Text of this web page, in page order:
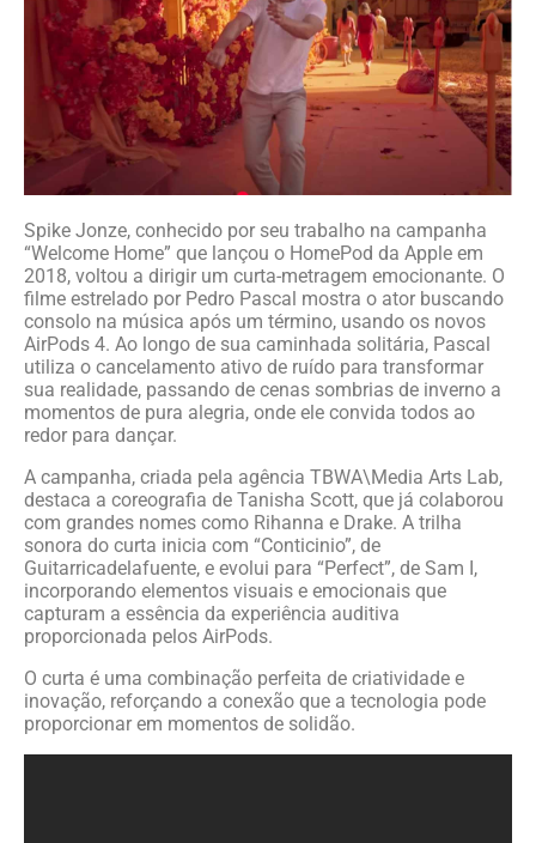
Spike Jonze, conhecido por seu trabalho na campanha
“Welcome Home” que lançou o HomePod da Apple em
2018, voltou a dirigir um curta-metragem emocionante. O
filme estrelado por Pedro Pascal mostra o ator buscando
consolo na música após um término, usando os novos
AirPods 4. Ao longo de sua caminhada solitária, Pascal
utiliza o cancelamento ativo de ruído para transformar
sua realidade, passando de cenas sombrias de inverno a
momentos de pura alegria, onde ele convida todos ao
redor para dançar.
A campanha, criada pela agência TBWA\Media Arts Lab,
destaca a coreografia de Tanisha Scott, que já colaborou
com grandes nomes como Rihanna e Drake. A trilha
sonora do curta inicia com “Conticinio”, de
Guitarricadelafuente, e evolui para “Perfect”, de Sam I,
incorporando elementos visuais e emocionais que
capturam a essência da experiência auditiva
proporcionada pelos AirPods.
O curta é uma combinação perfeita de criatividade e
inovação, reforçando a conexão que a tecnologia pode
proporcionar em momentos de solidão.